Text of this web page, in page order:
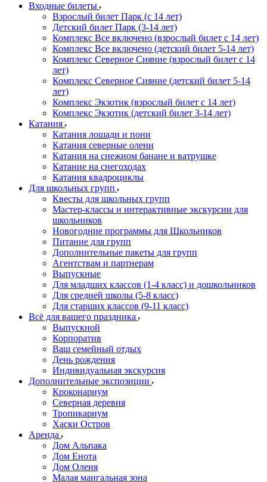
Входные билеты
Взрослый билет Парк (с 14 лет)
Детский билет Парк (3-14 лет)
Комплекс Все включено (взрослый билет с 14 лет)
Комплекс Все включено (детский билет 5-14 лет)
Комплекс Северное Сияние (взрослый билет с 14
лет)
Комплекс Северное Сияние (детский билет 5-14
лет)
Комплекс Экзотик (взрослый билет с 14 лет)
Комплекс Экзотик (детский билет 3-14 лет)
Катания
Катания лошади и пони
Катания северные олени
Катания на снежном банане и ватрушке
Катание на снегоходах
Катания квадроциклы
Для школьных групп
Квесты для школьных групп
Мастер-классы и интерактивные экскурсии для
школьников
Новогодние программы для Школьников
Питание для групп
Дополнительные пакеты для групп
Агентствам и партнерам
Выпускные
Для младших классов (1-4 класс) и дошкольников
Для средней школы (5-8 класс)
Для старших классов (9-11 класс)
Всё для вашего праздника
Выпускной
Корпоратив
Ваш семейный отдых
День рождения
Индивидуальная экскурсия
Дополнительные экспозиции
Кроконариум
Северная деревня
Тропикариум
Хаски Остров
Аренда
Дом Альпака
Дом Енота
Дом Оленя
Малая мангальная зона